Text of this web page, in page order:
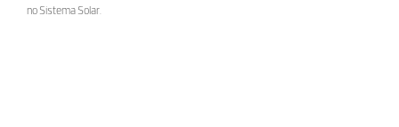
no Sistema Solar.